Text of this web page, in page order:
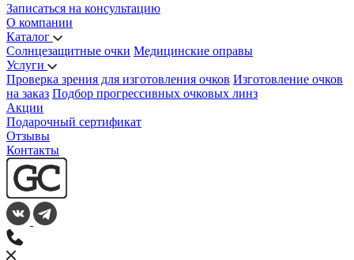
Записаться на консультацию
О компании
Каталог
Солнцезащитные очки Медицинские оправы
Услуги
Проверка зрения для изготовления очков Изготовление очков
на заказ Подбор прогрессивных очковых линз
Акции
Подарочный сертификат
Отзывы
Контакты